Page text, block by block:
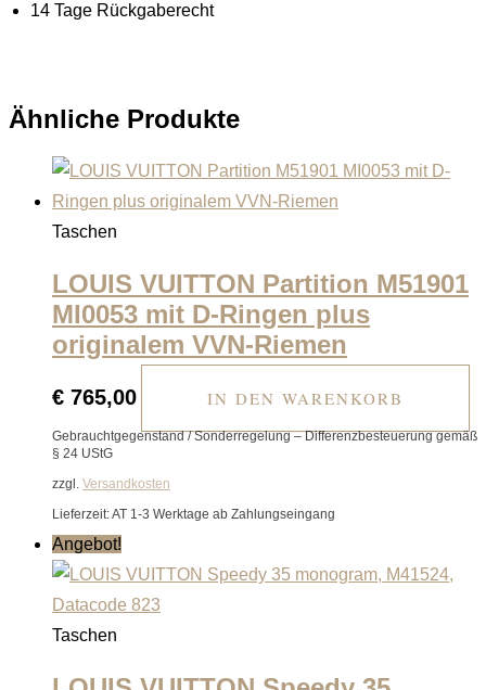
14 Tage Rückgaberecht
Ähnliche Produkte
Taschen
LOUIS VUITTON Partition M51901
MI0053 mit D-Ringen plus
originalem VVN-Riemen
€ 765,00 IN DEN WARENKORB
Gebrauchtgegenstand / Sonderregelung – Differenzbesteuerung gemäß
§ 24 UStG
zzgl. Versandkosten
Lieferzeit:AT 1-3 Werktage ab Zahlungseingang
Angebot!
Taschen